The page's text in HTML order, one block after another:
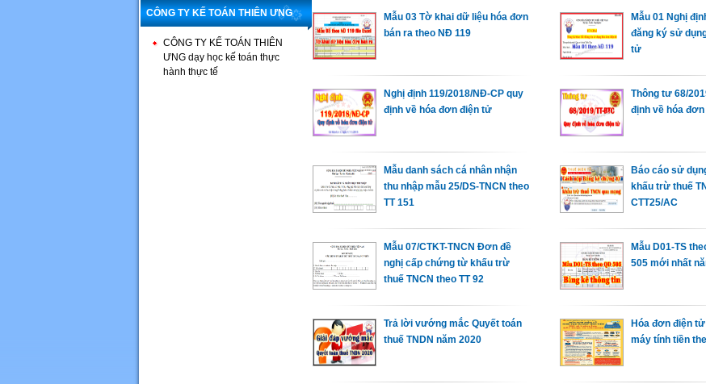
CÔNG TY KẾ TOÁN THIÊN ƯNG
CÔNG TY KẾ TOÁN THIÊN
ƯNG dạy học kế toán thực
hành thực tế
Mẫu 03 Tờ khai dữ liệu hóa đơn
bán ra theo NĐ 119
Mẫu 01 Nghị
đăng ký sử
tử
Nghị định 119/2018/NĐ-CP quy
định về hóa đơn điện tử
Thông tư 68/
định về hóa
Mẫu danh sách cá nhân nhận
thu nhập mẫu 25/DS-TNCN theo
TT 151
Báo cáo sử
khấu trừ thuế
CTT25/AC
Mẫu 07/CTKT-TNCN Đơn đề
nghị cấp chứng từ khấu trừ
thuế TNCN theo TT 92
Mẫu D01-TS
505 mới nhất
Trả lời vướng mắc Quyết toán
thuế TNDN năm 2020
Hóa đơn điện
máy tính tiền